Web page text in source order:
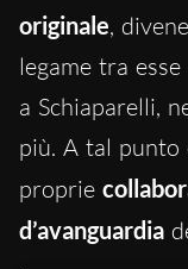
originale,
legame tra
a Schiaparelli,
più. A tal punto
proprie
d’avanguardia